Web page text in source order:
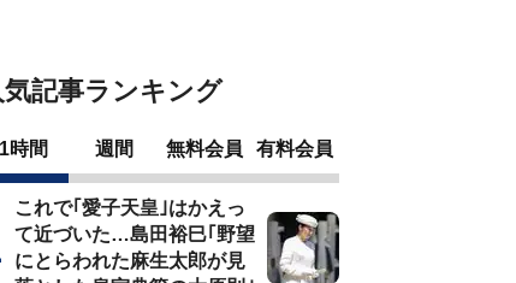
気記事ランキング
1時間 週間 無料会員 有料会員
これで｢愛子天皇｣はかえっ
て近づいた…島田裕巳｢野望
にとらわれた麻生太郎が見